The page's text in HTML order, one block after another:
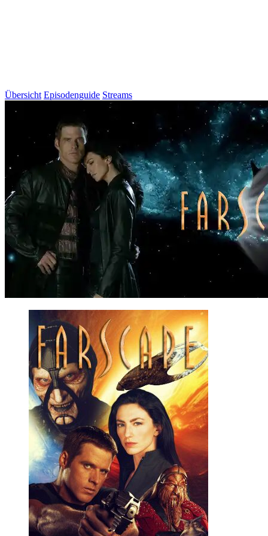
Übersicht Episodenguide Streams